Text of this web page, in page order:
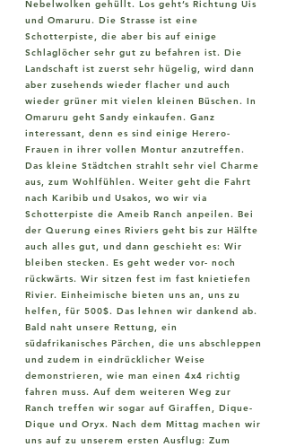
Nebelwolken gehüllt. Los geht’s Richtung Uis
und Omaruru. Die Strasse ist eine
Schotterpiste, die aber bis auf einige
Schlaglöcher sehr gut zu befahren ist. Die
Landschaft ist zuerst sehr hügelig, wird dann
aber zusehends wieder flacher und auch
wieder grüner mit vielen kleinen Büschen. In
Omaruru geht Sandy einkaufen. Ganz
interessant, denn es sind einige Herero-
Frauen in ihrer vollen Montur anzutreffen.
Das kleine Städtchen strahlt sehr viel Charme
aus, zum Wohlfühlen. Weiter geht die Fahrt
nach Karibib und Usakos, wo wir via
Schotterpiste die Ameib Ranch anpeilen. Bei
der Querung eines Riviers geht bis zur Hälfte
auch alles gut, und dann geschieht es: Wir
bleiben stecken. Es geht weder vor- noch
rückwärts. Wir sitzen fest im fast knietiefen
Rivier. Einheimische bieten uns an, uns zu
helfen, für 500$. Das lehnen wir dankend ab.
Bald naht unsere Rettung, ein
südafrikanisches Pärchen, die uns abschleppen
und zudem in eindrücklicher Weise
demonstrieren, wie man einen 4x4 richtig
fahren muss. Auf dem weiteren Weg zur
Ranch treffen wir sogar auf Giraffen, Dique-
Dique und Oryx. Nach dem Mittag machen wir
uns auf zu unserem ersten Ausflug: Zum